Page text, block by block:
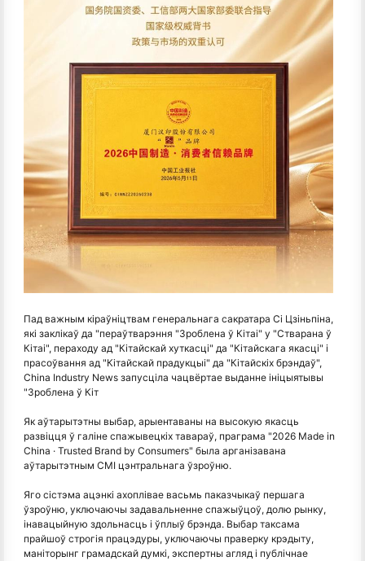
Пад важным кіраўніцтвам генеральнага сакратара Сі Цзіньпіна,
які заклікаў да "пераўтварэння "Зроблена ў Кітаі" у "Стварана ў
Кітаі", пераходу ад "Кітайскай хуткасці" да "Кітайскага якасці" і
прасоўвання ад "Кітайскай прадукцыі" да "Кітайскіх брэндаў",
China Industry News запусціла чацвёртае выданне ініцыятывы
"Зроблена ў Кіт
Як аўтарытэтны выбар, арыентаваны на высокую якасць
развіцця ў галіне спажывецкіх тавараў, праграма "2026 Made in
China · Trusted Brand by Consumers" была арганізавана
аўтарытэтным СМІ цэнтральнага ўзроўню.
Яго сістэма ацэнкі ахоплівае васьмь паказчыкаў першага
ўзроўню, уключаючы задавальненне спажыўцоў, долю рынку,
інавацыйную здольнасць і ўплыў брэнда. Выбар таксама
прайшоў строгія працэдуры, уключаючы праверку крэдыту,
маніторынг грамадскай думкі, экспертны агляд і публічнае